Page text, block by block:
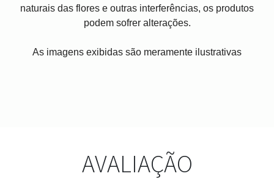
naturais das flores e outras interferências, os produtos
podem sofrer alterações.
As imagens exibidas são meramente ilustrativas
AVALIAÇÃO